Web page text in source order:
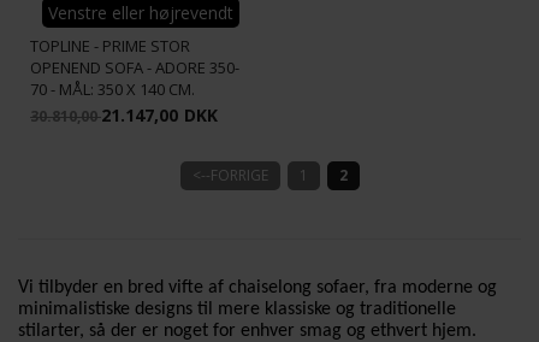
Venstre eller højrevendt
TOPLINE - PRIME STOR
OPENEND SOFA - ADORE 350-
70 - MÅL: 350 X 140 CM.
30.810,0021.147,00 DKK
<--FORRIGE 1 2
Vi tilbyder en bred vifte af chaiselong sofaer, fra moderne og
minimalistiske designs til mere klassiske og traditionelle
stilarter, så der er noget for enhver smag og ethvert hjem.